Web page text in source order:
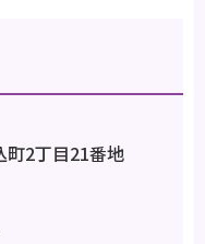
2丁目21番地